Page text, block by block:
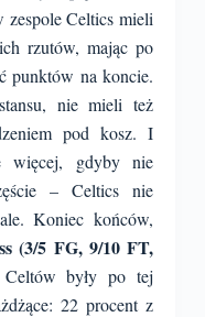
zespole Celtics mieli
rzutów, mając po
punktów na koncie.
nie mieli też
pod kosz. I
więcej, gdyby nie
– Celtics nie
Koniec końców,
(3/5 FG, 9/10 FT,
były po tej
22 procent z